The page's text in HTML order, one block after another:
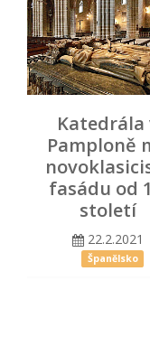
Katedrála
Pamploně
fasádu od
století
22.2.2021
Španělsko